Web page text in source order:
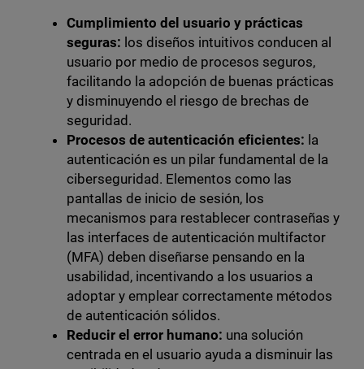
Cumplimiento del usuario y prácticas
seguras: los diseños intuitivos conducen al
usuario por medio de procesos seguros,
facilitando la adopción de buenas prácticas
y disminuyendo el riesgo de brechas de
seguridad.
Procesos de autenticación eficientes: la
autenticación es un pilar fundamental de la
ciberseguridad. Elementos como las
pantallas de inicio de sesión, los
mecanismos para restablecer contraseñas y
las interfaces de autenticación multifactor
(MFA) deben diseñarse pensando en la
usabilidad, incentivando a los usuarios a
adoptar y emplear correctamente métodos
de autenticación sólidos.
Reducir el error humano: una solución
centrada en el usuario ayuda a disminuir las